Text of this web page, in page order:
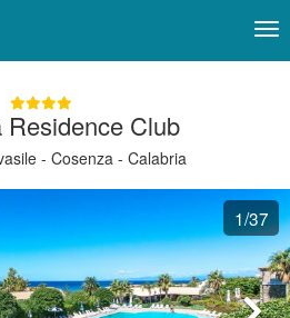
Residence Club
- Cosenza - Calabria
1/37